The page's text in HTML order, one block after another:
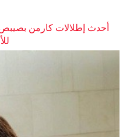
أحدث إطلالات كارمن